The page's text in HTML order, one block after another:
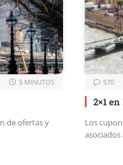
5 MINUTOS
de ofertas y
570
2×1
Los